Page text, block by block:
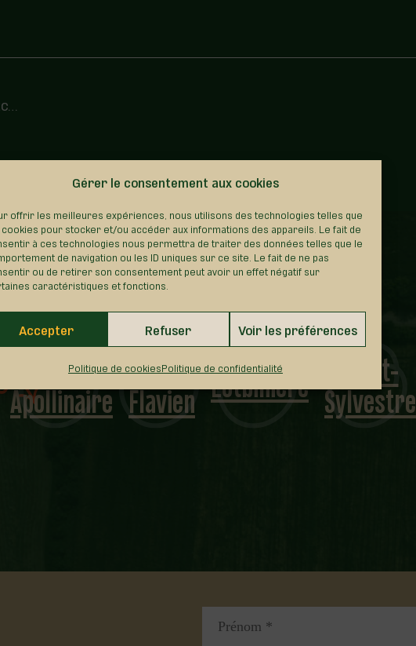
Gérer le consentement aux cookies
offrir les meilleures expériences, nous utilisons des technologies telles que
cookies pour stocker et/ou accéder aux informations des appareils. Le fait de
à ces technologies nous permettra de traiter des données telles que le
de navigation ou les ID uniques sur ce site. Le fait de ne pas
ou de retirer son consentement peut avoir un effet négatif sur
caractéristiques et fonctions.
Accepter Refuser Voir les préférences
Politique de cookiesPolitique de confidentialité
REVENIR AU RÉPERTOIRE
Saint-
Apollinaire
Saint-
Flavien Lotbinière Saint-
Sylvestre